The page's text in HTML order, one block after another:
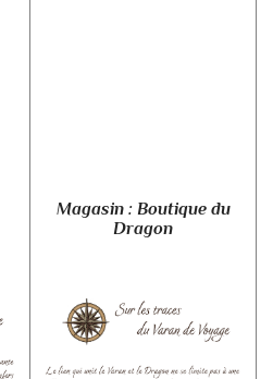
Magasin : Boutique du
Dragon